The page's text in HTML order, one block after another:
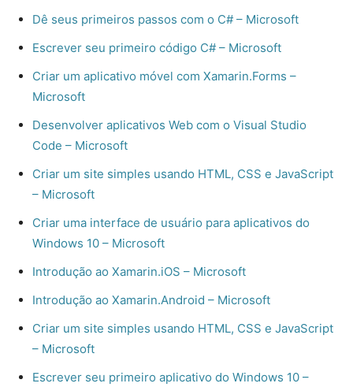
Dê seus primeiros passos com o C# – Microsoft
Escrever seu primeiro código C# – Microsoft
Criar um aplicativo móvel com Xamarin.Forms –
Microsoft
Desenvolver aplicativos Web com o Visual Studio
Code – Microsoft
Criar um site simples usando HTML, CSS e JavaScript
– Microsoft
Criar uma interface de usuário para aplicativos do
Windows 10 – Microsoft
Introdução ao Xamarin.iOS – Microsoft
Introdução ao Xamarin.Android – Microsoft
Criar um site simples usando HTML, CSS e JavaScript
– Microsoft
Escrever seu primeiro aplicativo do Windows 10 –